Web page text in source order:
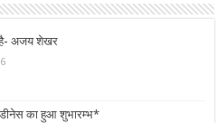
है- अजय शेखर
का हुआ शुभारम्भ*